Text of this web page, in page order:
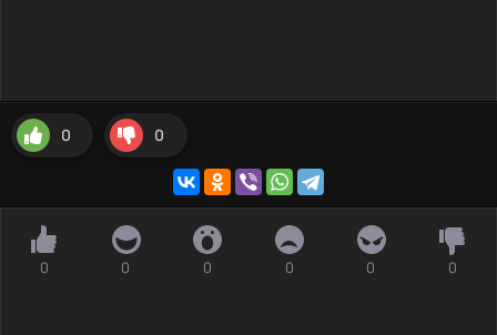
0 0
0 0 0 0 0 0